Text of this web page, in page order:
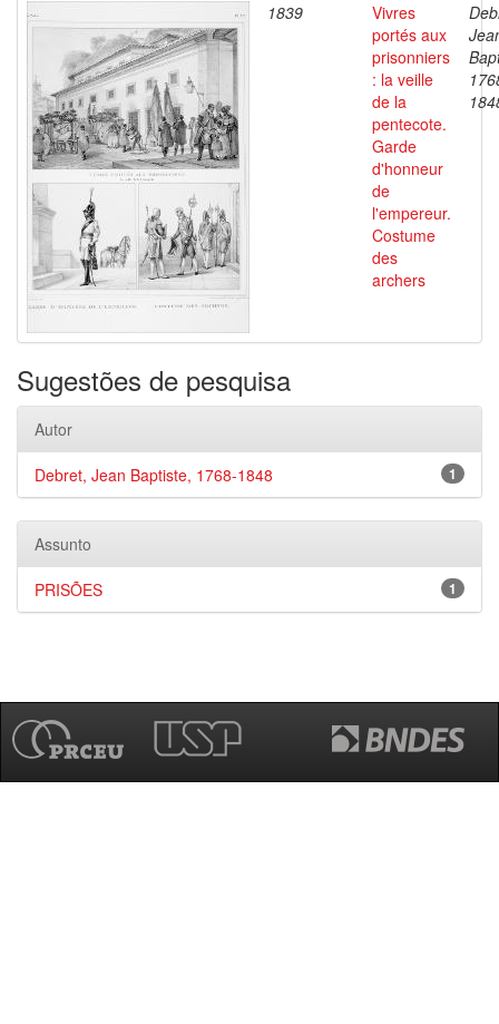
1839
Vivres
portés aux
prisonniers
: la veille
de la
pentecote.
Garde
d'honneur
de
l'empereur.
Costume
des
archers
Sugestões de pesquisa
Autor
1
Debret, Jean Baptiste, 1768-1848
Assunto
1
PRISÕES